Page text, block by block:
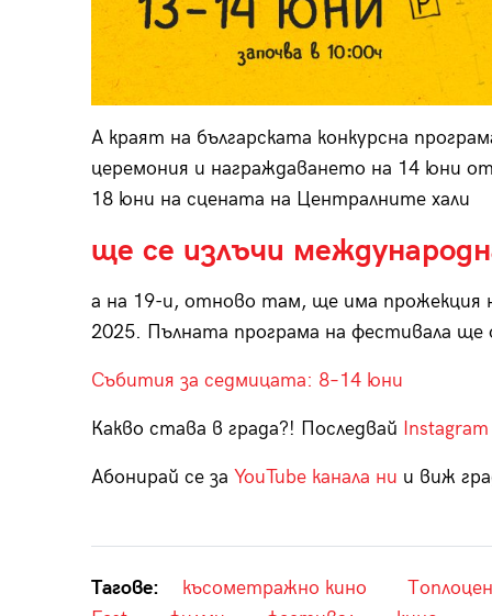
А краят на българската конкурсна
церемония и награждаването на 14 юни
18 юни на сцената на Централните хали
ще се излъчи
а на 19-и, отново там, ще има прожекция
2025. Пълната програма на фестивала
Събития за седмицата: 8–14 юни
Какво става в града?! Последвай
Абонирай се за YouTube канала ни и виж
Тагове: късометражно кино